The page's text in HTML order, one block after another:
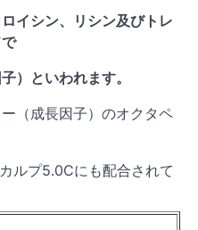
イシン、リシン及びトレ
）といわれます。
（成長因子）のオクタペ
ルプ5.0Cにも配合されて